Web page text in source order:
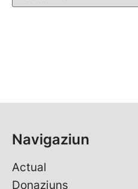
Navigaziun
Actual
Donaziuns